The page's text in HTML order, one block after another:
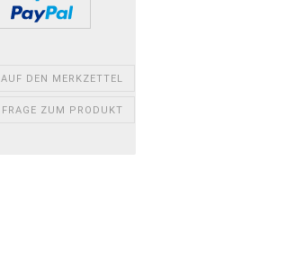
AUF DEN MERKZETTEL
FRAGE ZUM PRODUKT